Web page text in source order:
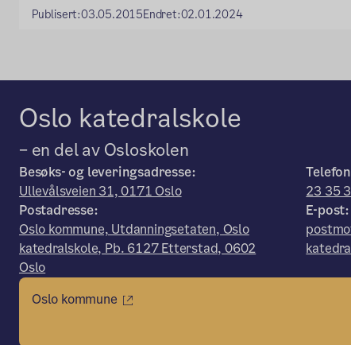
Publisert:03.05.2015Endret:02.01.2024
Oslo katedralskole
– en del av Osloskolen
Besøks- og leveringsadresse:
Ullevålsveien 31, 0171 Oslo
Postadresse:
Oslo kommune, Utdanningsetaten, Oslo
katedralskole, Pb. 6127 Etterstad, 0602
Oslo
23 35
E-post:
Oslo kommune